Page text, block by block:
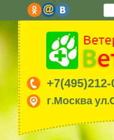
+7(495)212-
г.Москва